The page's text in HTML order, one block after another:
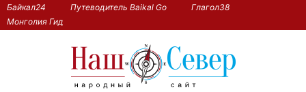
Байкал24 Путеводитель Baikal Go
Глагол38
Монголия Гид